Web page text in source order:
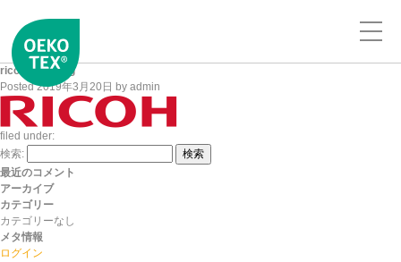
ricoh_logo_big
Posted2019年3月20日 by admin
filed under:
検索:
検索
最近のコメント
アーカイブ
カテゴリー
カテゴリーなし
メタ情報
ログイン